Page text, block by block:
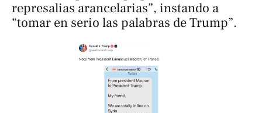
represalias arancelarias”, instando a
“tomar en serio las palabras de Trump”.